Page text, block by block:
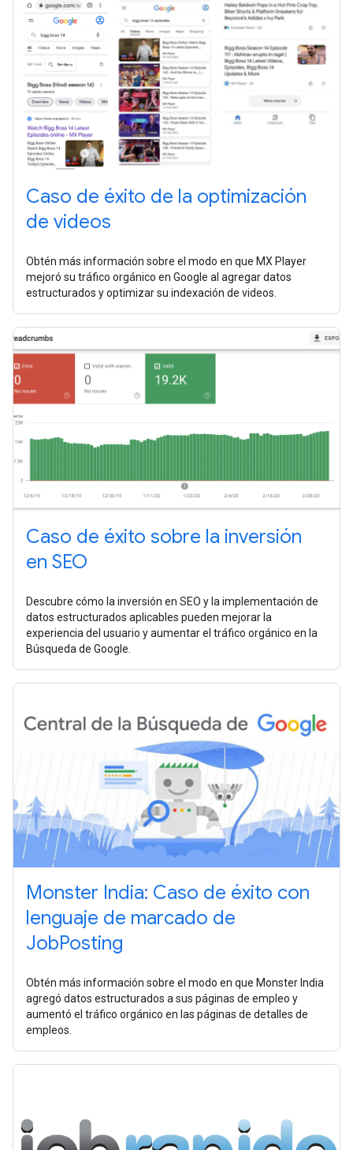
Caso de éxito de la optimización
de videos
Obtén más información sobre el modo en que MX Player
mejoró su tráfico orgánico en Google al agregar datos
estructurados y optimizar su indexación de videos.
Caso de éxito sobre la inversión
en SEO
Descubre cómo la inversión en SEO y la implementación de
datos estructurados aplicables pueden mejorar la
experiencia del usuario y aumentar el tráfico orgánico en la
Búsqueda de Google.
Monster India: Caso de éxito con
lenguaje de marcado de
JobPosting
Obtén más información sobre el modo en que Monster India
agregó datos estructurados a sus páginas de empleo y
aumentó el tráfico orgánico en las páginas de detalles de
empleos.